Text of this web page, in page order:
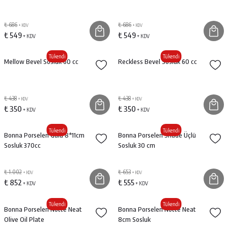
₺ 686 + KDV
₺ 549+ KDV
₺ 686 + KDV
₺ 549+ KDV
Tükendi
Mellow Bevel Sosluk 60 cc
₺ 438 + KDV
₺ 350 + KDV
Tükendi
Reckless Bevel Sosluk 60 cc
₺ 438 + KDV
₺ 350 + KDV
Tükendi
Bonna Porselen Gaia 8*11cm
Sosluk 370cc
₺ 1.002 + KDV
₺ 852 + KDV
Tükendi
Bonna Porselen Shade Üçlü
Sosluk 30 cm
₺ 653 + KDV
₺ 555+ KDV
Tükendi
Bonna Porselen Notte Neat
Olive Oil Plate
Tükendi
Bonna Porselen Notte Neat
8cm Sosluk